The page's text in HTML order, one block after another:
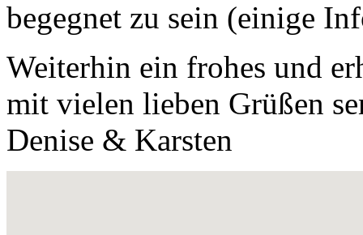
begegnet zu sein (einige
Weiterhin ein frohes und
mit vielen lieben Grüßen
Denise & Karsten